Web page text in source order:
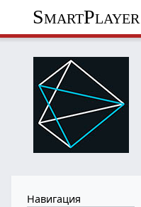
SmartPlayer
Навигация